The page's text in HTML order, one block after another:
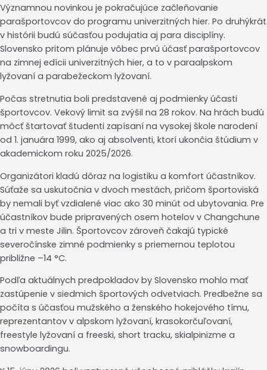
Významnou novinkou je pokračujúce začleňovanie
parašportovcov do programu univerzitných hier. Po druhýkrát
v histórii budú súčasťou podujatia aj para disciplíny.
Slovensko pritom plánuje vôbec prvú účasť parašportovcov
na zimnej edícii univerzitných hier, a to v paraalpskom
lyžovaní a parabežeckom lyžovaní.
Počas stretnutia boli predstavené aj podmienky účasti
športovcov. Vekový limit sa zvýšil na 28 rokov. Na hrách budú
môcť štartovať študenti zapísaní na vysokej škole narodení
od 1. januára 1999, ako aj absolventi, ktorí ukončia štúdium v
akademickom roku 2025/2026.
Organizátori kladú dôraz na logistiku a komfort účastníkov.
Súťaže sa uskutočnia v dvoch mestách, pričom športoviská
by nemali byť vzdialené viac ako 30 minút od ubytovania. Pre
účastníkov bude pripravených osem hotelov v Changchune
a tri v meste Jilin. Športovcov zároveň čakajú typické
severočínske zimné podmienky s priemernou teplotou
približne –14 °C.
Podľa aktuálnych predpokladov by Slovensko mohlo mať
zastúpenie v siedmich športových odvetviach. Predbežne sa
počíta s účasťou mužského a ženského hokejového tímu,
reprezentantov v alpskom lyžovaní, krasokorčuľovaní,
freestyle lyžovaní a freeski, short tracku, skialpinizme a
snowboardingu.